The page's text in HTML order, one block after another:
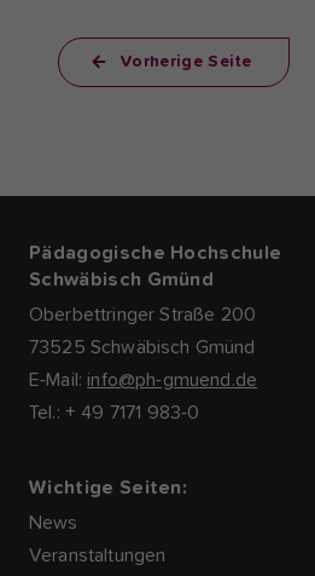
Vorherige Seite
Pädagogische Hochschule
Schwäbisch Gmünd
Oberbettringer Straße 200
73525 Schwäbisch Gmünd
E-Mail: info@ph-gmuend.de
Tel.: + 49 7171 983-0
Wichtige Seiten:
News
Veranstaltungen